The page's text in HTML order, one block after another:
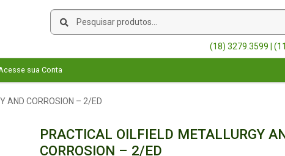
Pesquisar
Pesquisar
(18) 3279.3599 |
sua Conta
AND CORROSION – 2/ED
PRACTICAL OILFIELD METALLURGY
CORROSION – 2/ED